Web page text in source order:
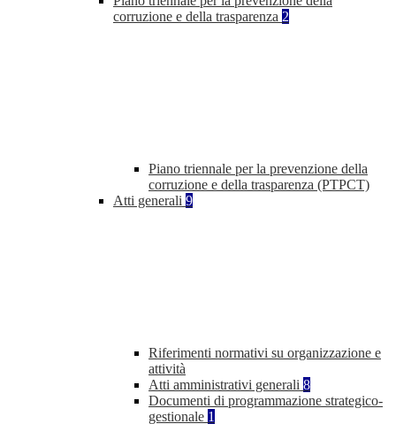
corruzione e della trasparenza 2
Piano triennale per la prevenzione della
corruzione e della trasparenza (PTPCT)
Atti generali 9
Riferimenti normativi su organizzazione e
attività
Atti amministrativi generali 8
Documenti di programmazione strategico-
gestionale 1